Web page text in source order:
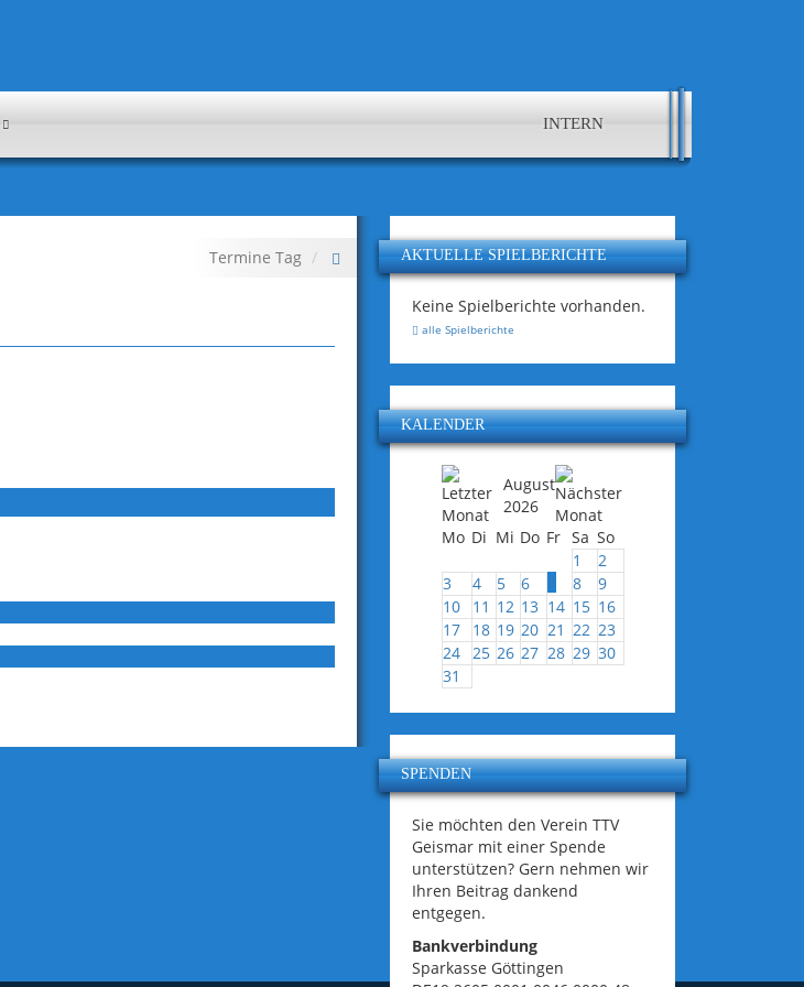
INTERN
Termine Tag AKTUELLE SPIELBERICHTE
Keine Spielberichte vorhanden.
alle Spielberichte
KALENDER
August
2026
Mo Di Mi Do Fr Sa So
1
2
3
4 5 6 8
9
10
11 12 13 14 15 16
17
18 19 20 21 22 23
24 25 26 27 28 29 30
31
SPENDEN
Sie möchten den Verein TTV
Geismar mit einer Spende
unterstützen? Gern nehmen wir
Ihren Beitrag dankend
entgegen.
Bankverbindung
Sparkasse Göttingen